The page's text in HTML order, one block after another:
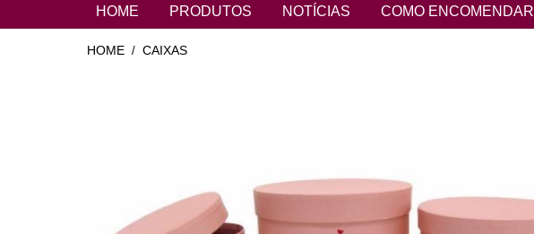
HOME PRODUTOS NOTÍCIAS COMO ENCOMENDAR
HOME / CAIXAS